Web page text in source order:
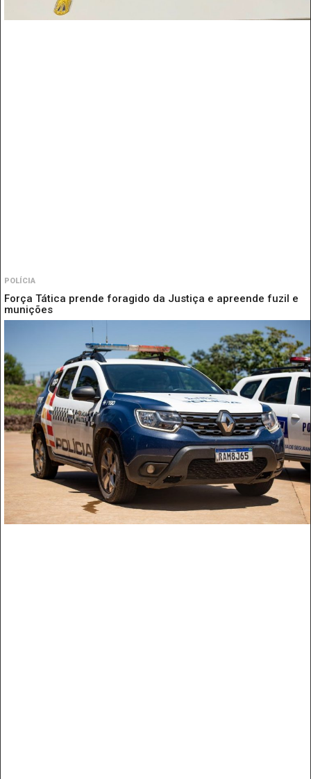
POLÍCIA
Força Tática prende foragido da Justiça e apreende fuzil e
munições